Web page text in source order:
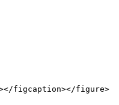
figcaption></figure>